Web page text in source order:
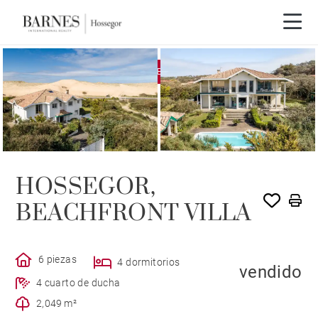
EXCLUSIVIDAD VENDIDO POR BARNES
HOSSEGOR,
BEACHFRONT VILLA
6 piezas
4 dormitorios
4 cuarto de ducha
2,049 m²
vendido